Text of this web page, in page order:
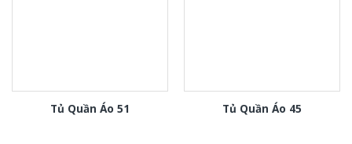
Tủ Quần Áo 51 Tủ Quần Áo 45